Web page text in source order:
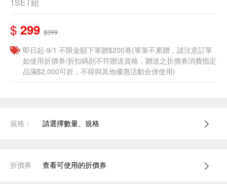
$ 299 $399
即日起-9/1 不限金額下單贈$200券(單筆不累贈，請注意訂單
如使用折價券/折扣碼則不符贈送資格，贈送之折價券消費指定
品滿$2,000可折，不得與其他優惠活動合併使用)
規格： 請選擇數量、規格
折價券 查看可使用的折價券